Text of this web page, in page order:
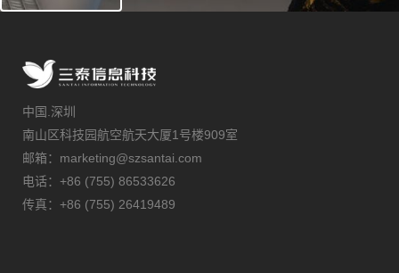
中国.深圳
南山区科技园航空航天大厦1号楼909室
邮箱：marketing@szsantai.com
电话：+86 (755) 86533626
传真：+86 (755) 26419489